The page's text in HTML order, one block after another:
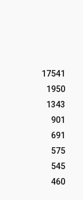
17541
1950
1343
901
691
575
545
460